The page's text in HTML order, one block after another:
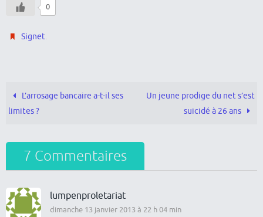
0
Signet.
L’arrosage bancaire a-t-il ses
limites ?
Un jeune prodige du net s’est
suicidé à 26 ans
7 Commentaires
lumpenproletariat
dimanche 13 janvier 2013 à 22 h 04 min